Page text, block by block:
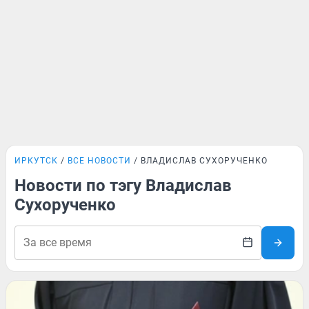
ИРКУТСК ВСЕ НОВОСТИ ВЛАДИСЛАВ СУХОРУЧЕНКО
Новости по тэгу Владислав
Сухорученко